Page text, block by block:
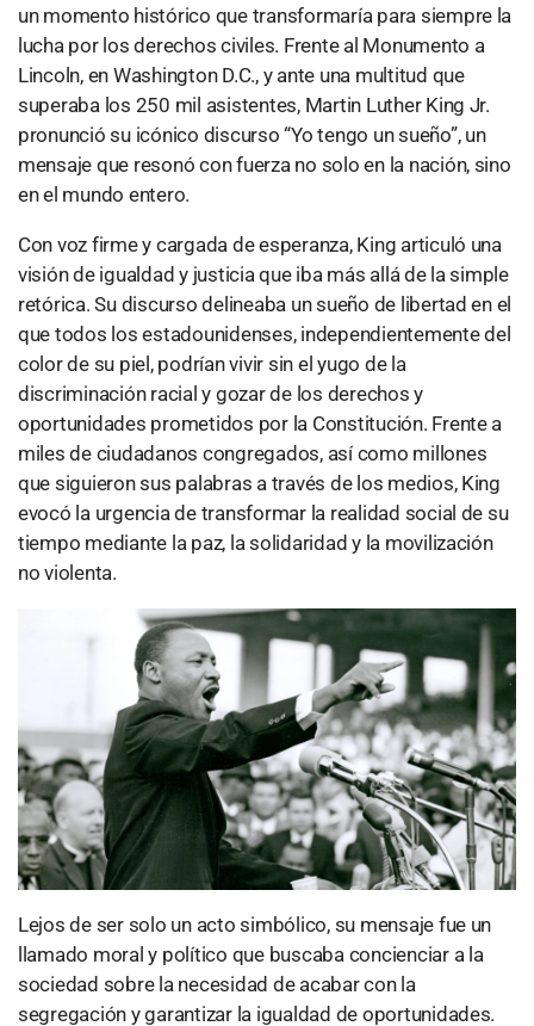
un momento histórico que transformaría para siempre la
lucha por los derechos civiles. Frente al Monumento a
Lincoln, en Washington D.C., y ante una multitud que
superaba los 250 mil asistentes, Martin Luther King Jr.
pronunció su icónico discurso “Yo tengo un sueño”, un
mensaje que resonó con fuerza no solo en la nación, sino
en el mundo entero.
Con voz firme y cargada de esperanza, King articuló una
visión de igualdad y justicia que iba más allá de la simple
retórica. Su discurso delineaba un sueño de libertad en el
que todos los estadounidenses, independientemente del
color de su piel, podrían vivir sin el yugo de la
discriminación racial y gozar de los derechos y
oportunidades prometidos por la Constitución. Frente a
miles de ciudadanos congregados, así como millones
que siguieron sus palabras a través de los medios, King
evocó la urgencia de transformar la realidad social de su
tiempo mediante la paz, la solidaridad y la movilización
no violenta.
Lejos de ser solo un acto simbólico, su mensaje fue un
llamado moral y político que buscaba concienciar a la
sociedad sobre la necesidad de acabar con la
segregación y garantizar la igualdad de oportunidades.